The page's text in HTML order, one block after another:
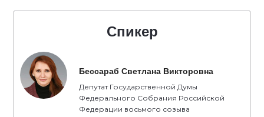
Спикер
Бессараб Светлана Викторовна
Депутат Государственной Думы
Федерального Собрания Российской
Федерации восьмого созыва